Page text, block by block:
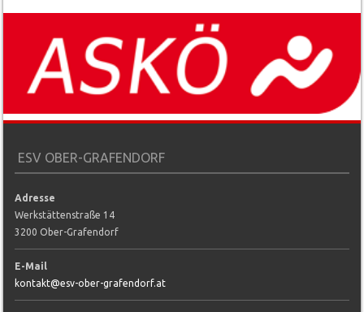
ESV OBER-GRAFENDORF
Adresse
Werkstättenstraße 14
3200 Ober-Grafendorf
E-Mail
kontakt@esv-ober-grafendorf.at